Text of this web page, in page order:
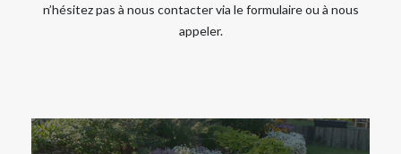
n’hésitez pas à nous contacter via le formulaire ou à nous
appeler.